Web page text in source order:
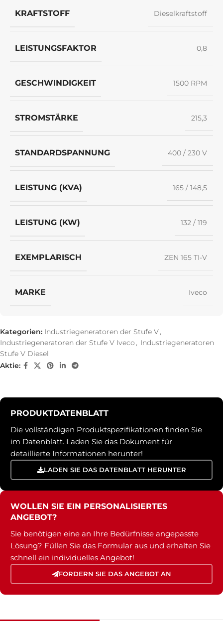
KRAFTSTOFF Dieselkraftstoff
LEISTUNGSFAKTOR 0,8
GESCHWINDIGKEIT 1500 RPM
STROMSTÄRKE 215,3
STANDARDSPANNUNG 400 / 230 V
LEISTUNG (KVA) 165 / 148,5
LEISTUNG (KW) 132 / 119
EXEMPLARISCH ZEN 165 TI-V
MARKE Iveco
Kategorien: Industriegeneratoren der Stufe V,
Industriegeneratoren der Stufe V Iveco , Industriegeneratoren
Stufe V Diesel
Aktie:
PRODUKTDATENBLATT
Die vollständigen Produktspezifikationen finden Sie
im Datenblatt. Laden Sie das Dokument für
detaillierte Informationen herunter!
LADEN SIE DAS DATENBLATT HERUNTER
WOLLEN SIE EIN PERSONALISIERTES
ANGEBOT?
Sie benötigen eine an Ihre Bedürfnisse angepasste
Lösung? Füllen Sie das Formular aus und erhalten Sie
schnell ein individuelles Angebot!
FORDERN SIE DAS ANGEBOT AN